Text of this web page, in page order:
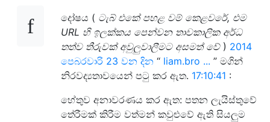
දෝෂය ( ටැබ් එකේ පහළ වම් කෙළවරේ, එම
URL හි ඉලක්කය පෙන්වන තාවකාලික අර්ධ
තත්ව තීරුවක් අවුලුවාලීමට අසමත් වේ) 2014
පෙබරවාරි 23 වන දින “ liam.bro ... ” මගින්
නිරවද්‍යතාවයෙන් පටු කර ඇත. 17:10:41 :
හේතුව අනාවරණය කර ඇත: පතන ලැයිස්තුවේ
තේරීමක් කිරීම වත්මන් කවුළුවේ ඇති සියලුම